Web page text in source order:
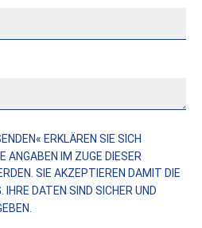
ERKLÄREN SIE SICH
ANGABEN IM ZUGE DIESER
SIE AKZEPTIEREN DAMIT DIE
. IHRE DATEN SIND SICHER UND